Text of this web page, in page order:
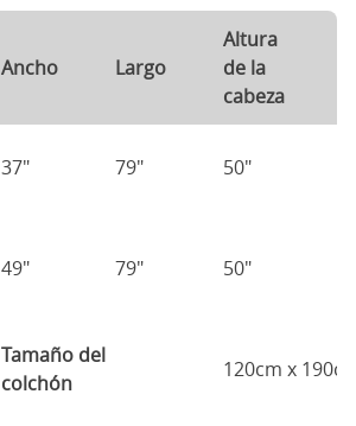
Ancho Largo
Altura
de la
cabeza
37" 79" 50"
49" 79" 50"
Tamaño del
colchón
120cm x